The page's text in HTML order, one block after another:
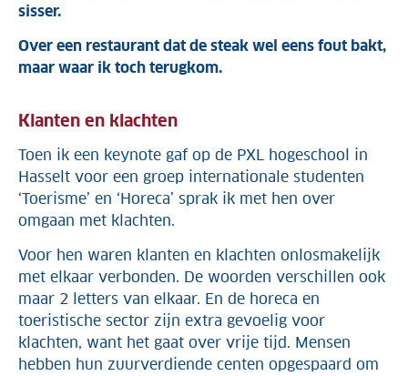
sisser.
Over een restaurant dat de steak wel eens fout bakt,
maar waar ik toch terugkom.
Klanten en klachten
Toen ik een keynote gaf op de PXL hogeschool in
Hasselt voor een groep internationale studenten
‘Toerisme’ en ‘Horeca’ sprak ik met hen over
omgaan met klachten.
Voor hen waren klanten en klachten onlosmakelijk
met elkaar verbonden. De woorden verschillen ook
maar 2 letters van elkaar. En de horeca en
toeristische sector zijn extra gevoelig voor
klachten, want het gaat over vrije tijd. Mensen
hebben hun zuurverdiende centen opgespaard om